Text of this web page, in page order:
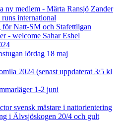
ny medlem - Märta Ransjö Zander
runs international
Natt-SM och Stafettligan
- welcome Sahar Eshel
lördag 18 maj
2024 (senast uppdaterat 3/5 kl
1-2 juni
svensk mästare i nattorientering
i Älvsjöskogen 20/4 och gult